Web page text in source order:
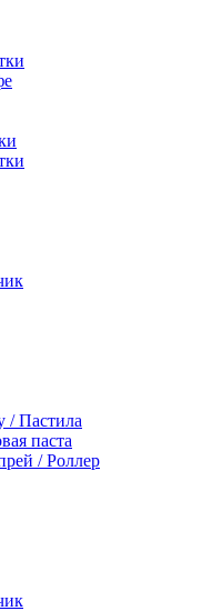
/ Пастила
паста
/ Роллер